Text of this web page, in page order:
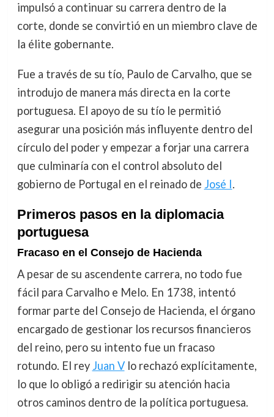
impulsó a continuar su carrera dentro de la
corte, donde se convirtió en un miembro clave de
la élite gobernante.
Fue a través de su tío, Paulo de Carvalho, que se
introdujo de manera más directa en la corte
portuguesa. El apoyo de su tío le permitió
asegurar una posición más influyente dentro del
círculo del poder y empezar a forjar una carrera
que culminaría con el control absoluto del
gobierno de Portugal en el reinado de José I.
Primeros pasos en la diplomacia
portuguesa
Fracaso en el Consejo de Hacienda
A pesar de su ascendente carrera, no todo fue
fácil para Carvalho e Melo. En 1738, intentó
formar parte del Consejo de Hacienda, el órgano
encargado de gestionar los recursos financieros
del reino, pero su intento fue un fracaso
rotundo. El rey Juan Vlo rechazó explícitamente,
lo que lo obligó a redirigir su atención hacia
otros caminos dentro de la política portuguesa.